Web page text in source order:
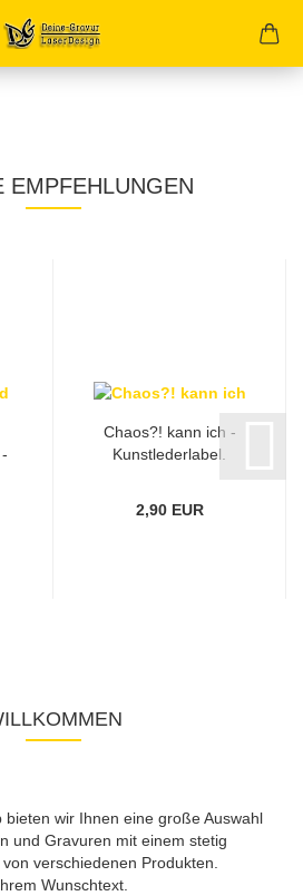
EMPFEHLUNGEN
Chaos?! kann ich -
Kunstlederlabel,
2,90 EUR
bieten wir Ihnen eine große Auswahl
und Gravuren mit einem stetig
verschiedenen Produkten.
Wunschtext.